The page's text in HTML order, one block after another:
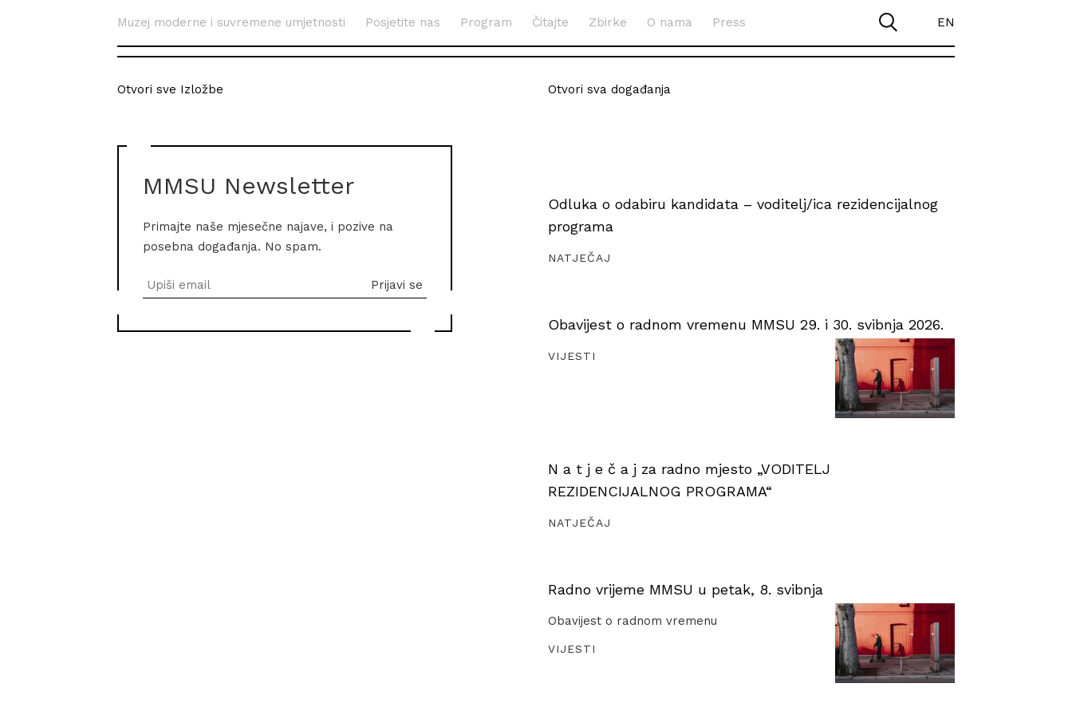
Muzej moderne i suvremene umjetnosti Posjetite nas Program Čitajte Zbirke O nama Press EN
Otvori sve Izložbe
MMSU Newsletter
Primajte naše mjesečne najave, i pozive na
posebna događanja. No spam.
Otvori sva događanja
Odluka o odabiru kandidata – voditelj/ica rezidencijalnog
programa
NATJEČAJ
Obavijest o radnom vremenu MMSU 29. i 30. svibnja 2026.
VIJESTI
N a t j e č a j za radno mjesto „VODITELJ
REZIDENCIJALNOG PROGRAMA“
NATJEČAJ
Radno vrijeme MMSU u petak, 8. svibnja
Obavijest o radnom vremenu
VIJESTI